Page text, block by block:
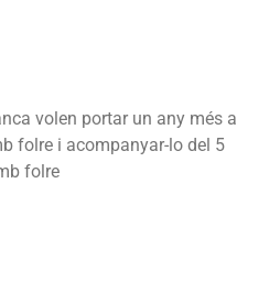
volen portar un any més a
folre i acompanyar-lo del 5
folre